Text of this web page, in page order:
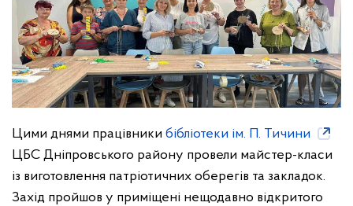
Цими днями працівники бібліотеки ім. П. Тичини
ЦБС Дніпровського району провели майстер-класи
із виготовлення патріотичних оберегів та закладок.
Захід пройшов у приміщені нещодавно відкритого